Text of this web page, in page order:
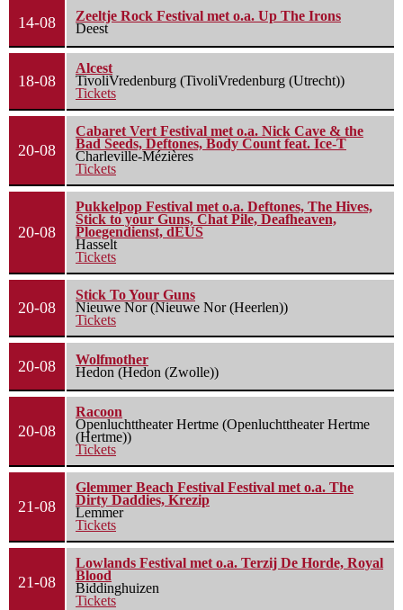
14-08
Zeeltje Rock Festival met o.a. Up The Irons
Deest
18-08
Alcest
TivoliVredenburg (TivoliVredenburg (Utrecht))
Tickets
20-08
Cabaret Vert Festival met o.a. Nick Cave & the
Bad Seeds, Deftones, Body Count feat. Ice-T
Charleville-Mézières
Tickets
20-08
Pukkelpop Festival met o.a. Deftones, The Hives,
Stick to your Guns, Chat Pile, Deafheaven,
Ploegendienst, dEUS
Hasselt
Tickets
20-08
Stick To Your Guns
Nieuwe Nor (Nieuwe Nor (Heerlen))
Tickets
20-08
Wolfmother
Hedon (Hedon (Zwolle))
20-08
Racoon
Openluchttheater Hertme (Openluchttheater Hertme
(Hertme))
Tickets
21-08
Glemmer Beach Festival Festival met o.a. The
Dirty Daddies, Krezip
Lemmer
Tickets
21-08
Lowlands Festival met o.a. Terzij De Horde, Royal
Blood
Biddinghuizen
Tickets